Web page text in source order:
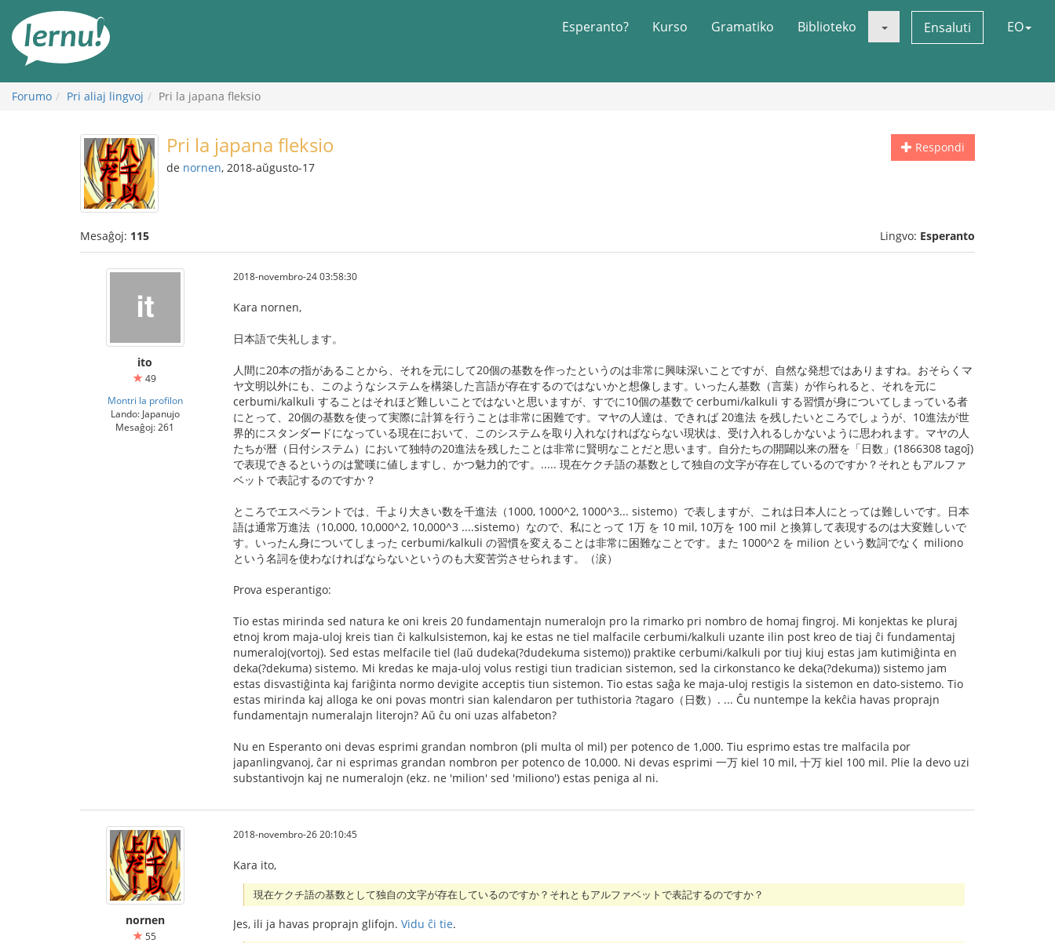
enhavo
Esperanto? Kurso Gramatiko Biblioteko Ensaluti EO
Forumo Pri aliaj lingvoj Pri la japana fleksio
Respondi
Pri la japana fleksio
de nornen, 2018-aŭgusto-17
Mesaĝoj: 115 Lingvo: Esperanto
ito
49
Montri la profilon
Lando: Japanujo
Mesaĝoj: 261
2018-novembro-24 03:58:30
Kara nornen,
日本語で失礼します。
人間に20本の指があることから、それを元にして20個の基数を作ったというのは非常に興味深いことですが、自然な発想ではありますね。おそらくマ
ヤ文明以外にも、このようなシステムを構築した言語が存在するのではないかと想像します。いったん基数（言葉）が作られると、それを元に
cerbumi/kalkuli することはそれほど難しいことではないと思いますが、すでに10個の基数で cerbumi/kalkuli する習慣が身についてしまっている者
にとって、20個の基数を使って実際に計算を行うことは非常に困難です。マヤの人達は、できれば 20進法 を残したいところでしょうが、10進法が世
界的にスタンダードになっている現在において、このシステムを取り入れなければならない現状は、受け入れるしかないように思われます。マヤの人
たちが暦（日付システム）において独特の20進法を残したことは非常に賢明なことだと思います。自分たちの開闢以来の暦を「日数」(1866308 tagoĵ)
で表現できるというのは驚嘆に値しますし、かつ魅力的です。..... 現在ケクチ語の基数として独自の文字が存在しているのですか？それともアルファ
ベットで表記するのですか？
ところでエスペラントでは、千より大きい数を千進法（1000, 1000^2, 1000^3... sistemo）で表しますが、これは日本人にとっては難しいです。日本
語は通常万進法（10,000, 10,000^2, 10,000^3 ....sistemo）なので、私にとって 1万 を 10 mil, 10万を 100 mil と換算して表現するのは大変難しいで
す。いったん身についてしまった cerbumi/kalkuli の習慣を変えることは非常に困難なことです。また 1000^2 を milion という数詞でなく miliono
という名詞を使わなければならないというのも大変苦労させられます。（涙）
Prova esperantigo:
Tio estas mirinda sed natura ke oni kreis 20 fundamentajn numeralojn pro la rimarko pri nombro de homaj fingroj. Mi konjektas ke pluraj
etnoj krom maja-uloj kreis tian ĉi kalkulsistemon, kaj ke estas ne tiel malfacile cerbumi/kalkuli uzante ilin post kreo de tiaj ĉi fundamentaj
numeraloj(vortoj). Sed estas melfacile tiel (laŭ dudeka(?dudekuma sistemo)) praktike cerbumi/kalkuli por tiuj kiuj estas jam kutimiĝinta en
deka(?dekuma) sistemo. Mi kredas ke maja-uloj volus restigi tiun tradician sistemon, sed la cirkonstanco ke deka(?dekuma)) sistemo jam
estas disvastiĝinta kaj fariĝinta normo devigite acceptis tiun sistemon. Tio estas saĝa ke maja-uloj restigis la sistemon en dato-sistemo. Tio
estas mirinda kaj alloga ke oni povas montri sian kalendaron per tuthistoria ?tagaro（日数）. ... Ĉu nuntempe la kekĉia havas proprajn
fundamentajn numeralajn literojn? Aŭ ĉu oni uzas alfabeton?
Nu en Esperanto oni devas esprimi grandan nombron (pli multa ol mil) per potenco de 1,000. Tiu esprimo estas tre malfacila por
japanlingvanoj, ĉar ni esprimas grandan nombron per potenco de 10,000. Ni devas esprimi 一万 kiel 10 mil, 十万 kiel 100 mil. Plie la devo uzi
substantivojn kaj ne numeralojn (ekz. ne 'milion' sed 'miliono') estas peniga al ni.
nornen
55
2018-novembro-26 20:10:45
Kara ito,
現在ケクチ語の基数として独自の文字が存在しているのですか？それともアルファベットで表記するのですか？
Jes, ili ja havas proprajn glifojn. Vidu ĉi tie.